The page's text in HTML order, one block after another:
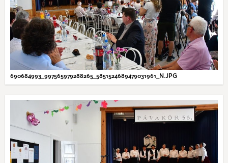
690684993_997565979288265_5851524689479031961_N.JPG